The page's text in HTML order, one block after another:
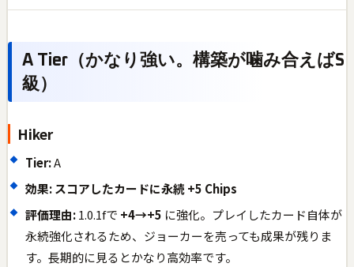
A Tier（かなり強い。構築が噛み合えばS
級）
Hiker
Tier:A
効果:スコアしたカードに永続 +5 Chips
評価理由:1.0.1fで +4→+5 に強化。プレイしたカード自体が
永続強化されるため、ジョーカーを売っても成果が残りま
す。長期的に見るとかなり高効率です。